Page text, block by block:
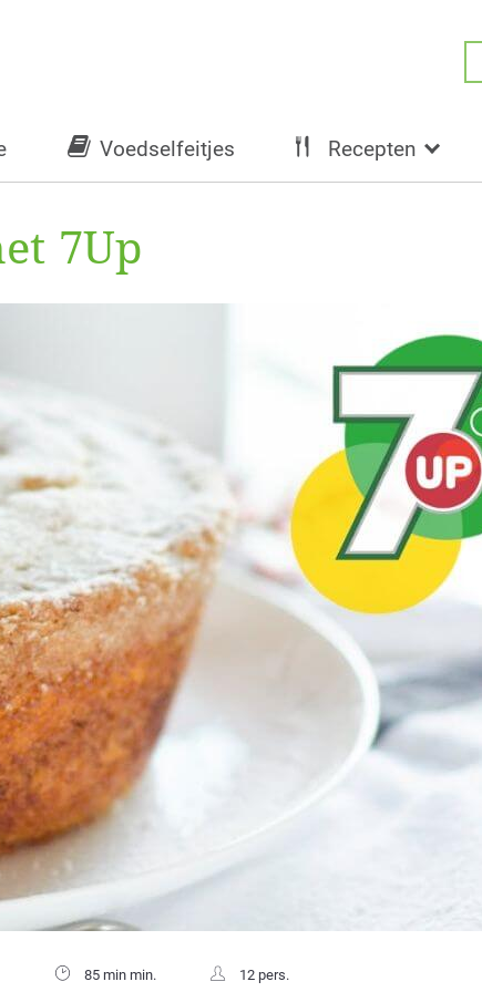
Voedselfeitjes Recepten
7Up
85 min min. 12 pers.